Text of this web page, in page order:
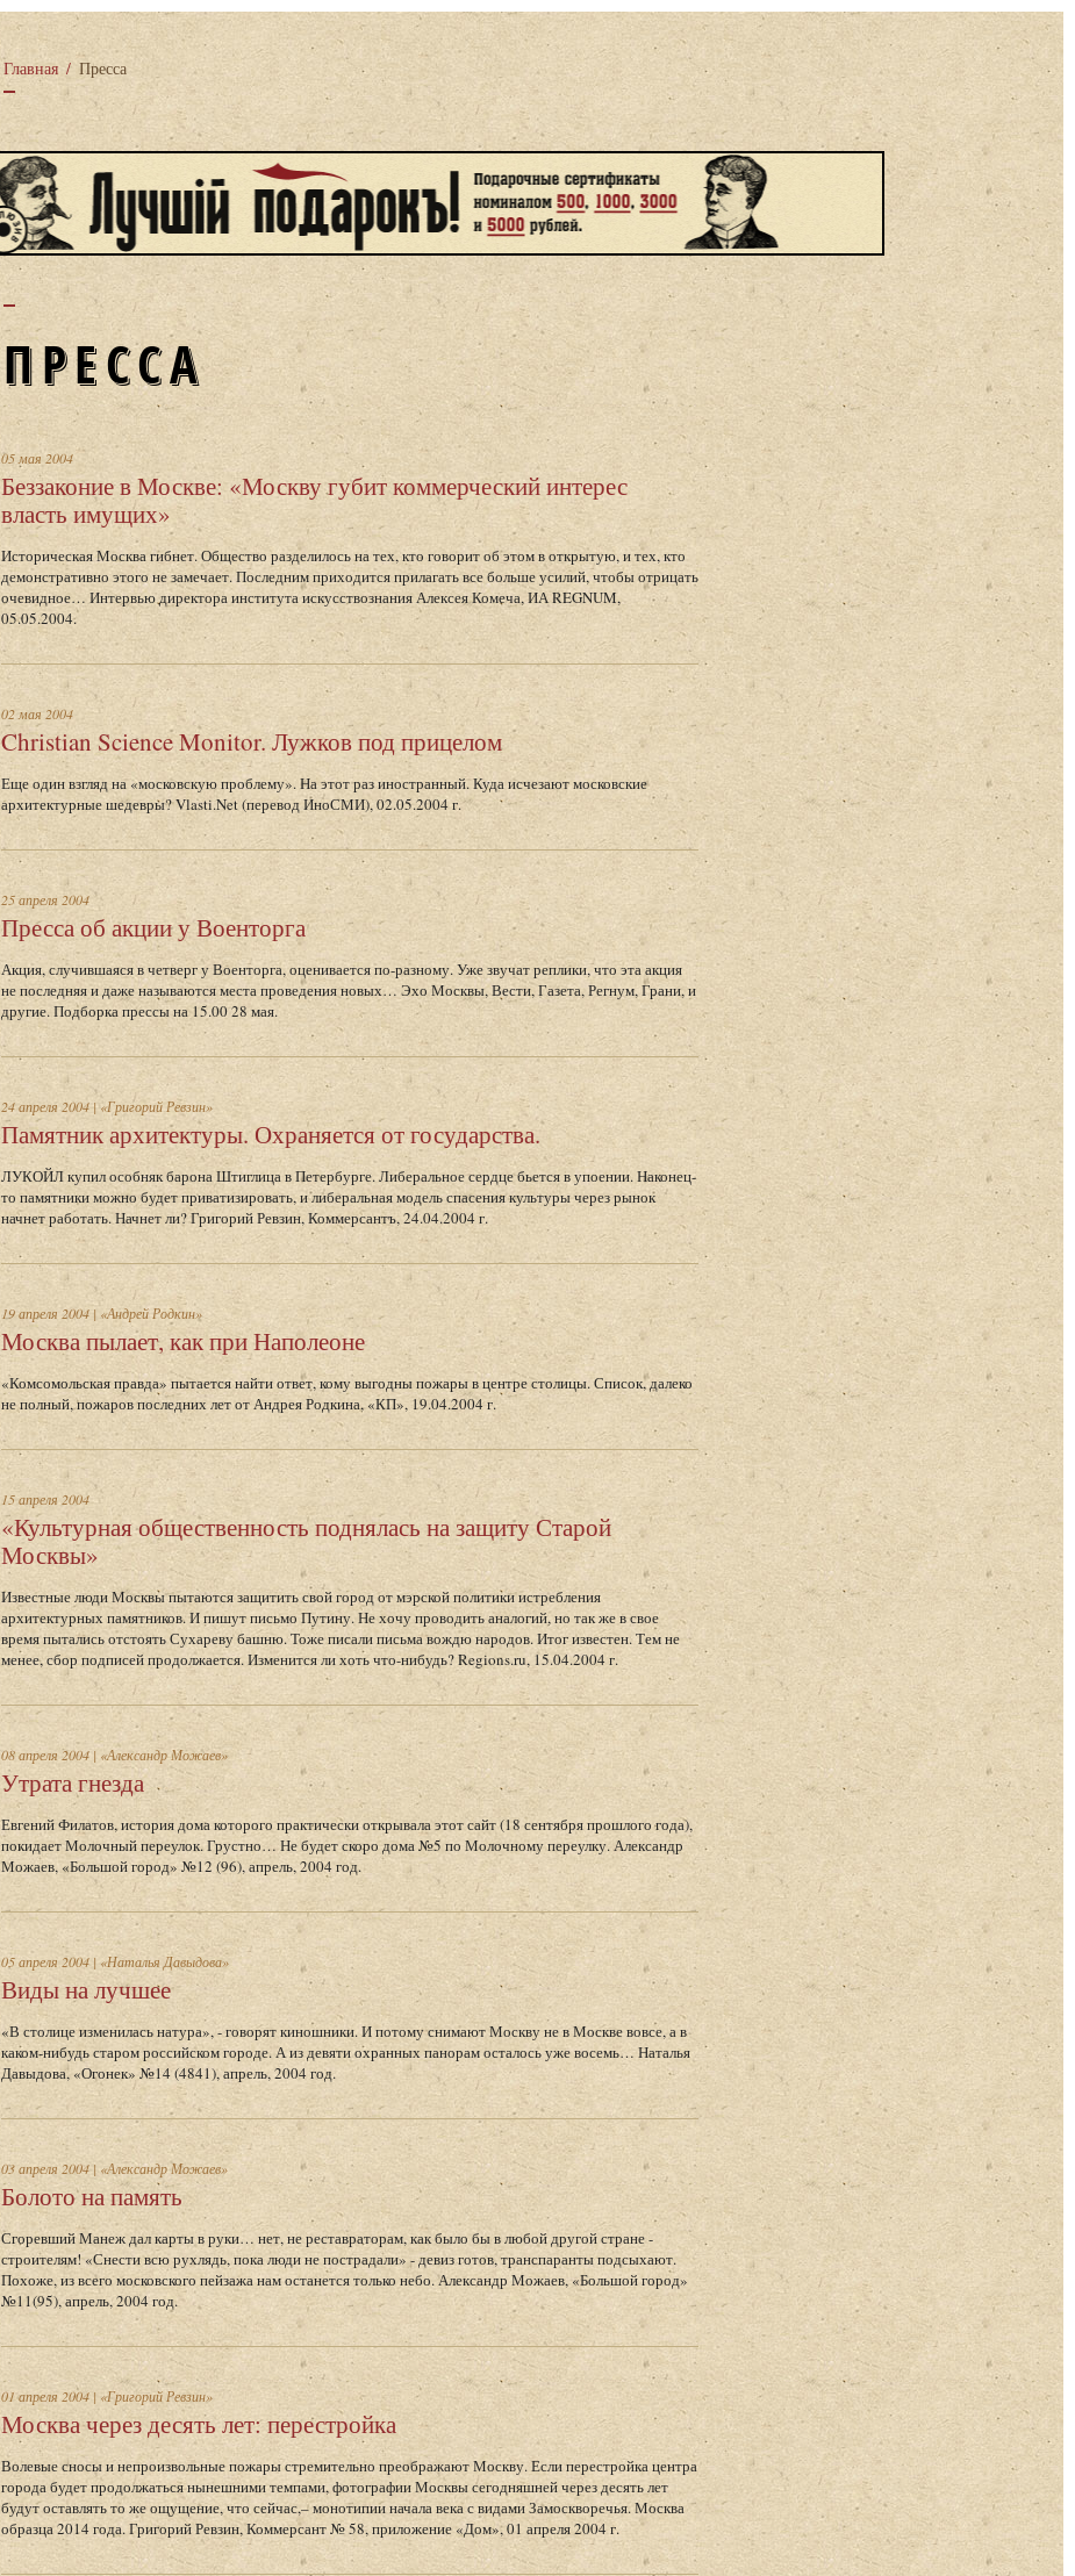
Главная / Пресса
ПРЕССА
05 мая 2004
Беззаконие в Москве: «Москву губит коммерческий интерес
власть имущих»
Историческая Москва гибнет. Общество разделилось на тех, кто говорит об этом в открытую, и тех, кто
демонстративно этого не замечает. Последним приходится прилагать все больше усилий, чтобы отрицать
очевидное… Интервью директора института искусствознания Алексея Комеча, ИА REGNUM,
05.05.2004.
02 мая 2004
Christian Science Monitor. Лужков под прицелом
Еще один взгляд на «московскую проблему». На этот раз иностранный. Куда исчезают московские
архитектурные шедевры? Vlasti.Net (перевод ИноСМИ), 02.05.2004 г.
25 апреля 2004
Пресса об акции у Военторга
Акция, случившаяся в четверг у Военторга, оценивается по-разному. Уже звучат реплики, что эта акция
не последняя и даже называются места проведения новых… Эхо Москвы, Вести, Газета, Регнум, Грани, и
другие. Подборка прессы на 15.00 28 мая.
24 апреля 2004| «Григорий Ревзин»
Памятник архитектуры. Охраняется от государства.
ЛУКОЙЛ купил особняк барона Штиглица в Петербурге. Либеральное сердце бьется в упоении. Наконец-
то памятники можно будет приватизировать, и либеральная модель спасения культуры через рынок
начнет работать. Начнет ли? Григорий Ревзин, Коммерсантъ, 24.04.2004 г.
19 апреля 2004 | «Андрей Родкин»
Москва пылает, как при Наполеоне
«Комсомольская правда» пытается найти ответ, кому выгодны пожары в центре столицы. Список, далеко
не полный, пожаров последних лет от Андрея Родкина, «КП», 19.04.2004 г.
15 апреля 2004
«Культурная общественность поднялась на защиту Старой
Москвы»
Известные люди Москвы пытаются защитить свой город от мэрской политики истребления
архитектурных памятников. И пишут письмо Путину. Не хочу проводить аналогий, но так же в свое
время пытались отстоять Сухареву башню. Тоже писали письма вождю народов. Итог известен. Тем не
менее, сбор подписей продолжается. Изменится ли хоть что-нибудь? Regions.ru, 15.04.2004 г.
08 апреля 2004 | «Александр Можаев»
Утрата гнезда
Евгений Филатов, история дома которого практически открывала этот сайт (18 сентября прошлого года),
покидает Молочный переулок. Грустно… Не будет скоро дома №5 по Молочному переулку. Александр
Можаев, «Большой город» №12 (96), апрель, 2004 год.
05 апреля 2004 | «Наталья Давыдова»
Виды на лучшее
«В столице изменилась натура», - говорят киношники. И потому снимают Москву не в Москве вовсе, а в
каком-нибудь старом российском городе. А из девяти охранных панорам осталось уже восемь… Наталья
Давыдова, «Огонек» №14 (4841), апрель, 2004 год.
03 апреля 2004 | «Александр Можаев»
Болото на память
Сгоревший Манеж дал карты в руки… нет, не реставраторам, как было бы в любой другой стране -
строителям! «Снести всю рухлядь, пока люди не пострадали» - девиз готов, транспаранты подсыхают.
Похоже, из всего московского пейзажа нам останется только небо. Александр Можаев, «Большой город»
№11(95), апрель, 2004 год.
01 апреля 2004 | «Григорий Ревзин»
Москва через десять лет: перестройка
Волевые сносы и непроизвольные пожары стремительно преображают Москву. Если перестройка центра
города будет продолжаться нынешними темпами, фотографии Москвы сегодняшней через десять лет
будут оставлять то же ощущение, что сейчас,– монотипии начала века с видами Замоскворечья. Москва
образца 2014 года. Григорий Ревзин, Коммерсант № 58, приложение «Дом», 01 апреля 2004 г.